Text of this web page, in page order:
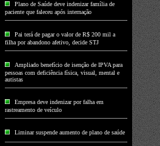
Plano de Saúde deve indenizar família de
paciente que faleceu após internação
Pai terá de pagar o valor de R$ 200 mil a
filha por abandono afetivo, decide STJ
Ampliado benefício de isenção de IPVA para
pessoas com deficiência física, visual, mental e
autistas
Empresa deve indenizar por falha em
rastreamento de veículo
Liminar suspende aumento de plano de saúde